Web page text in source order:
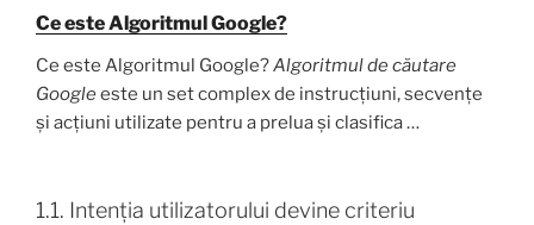
Ce este Algoritmul Google?
Ce este Algoritmul Google?Algoritmul de căutare
Googleeste un set complex de instrucțiuni, secvențe
și acțiuni utilizate pentru a prelua și clasifica …
1.1. Intenția utilizatorului devine criteriu